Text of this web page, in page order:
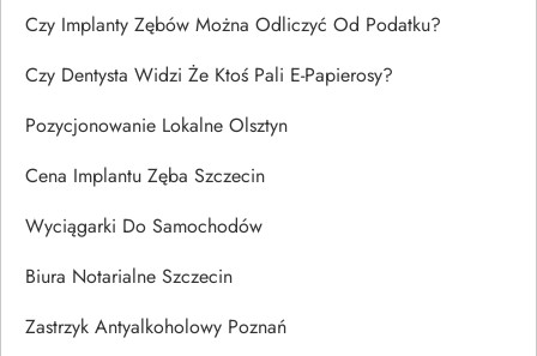
Czy Implanty Zębów Można Odliczyć Od Podatku?
Czy Dentysta Widzi Że Ktoś Pali E-Papierosy?
Pozycjonowanie Lokalne Olsztyn
Cena Implantu Zęba Szczecin
Wyciągarki Do Samochodów
Biura Notarialne Szczecin
Zastrzyk Antyalkoholowy Poznań